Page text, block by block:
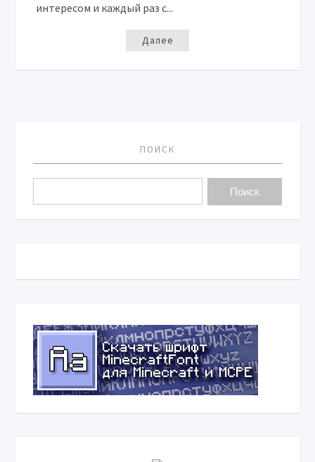
интересом и каждый раз с...
Далее
ПОИСК